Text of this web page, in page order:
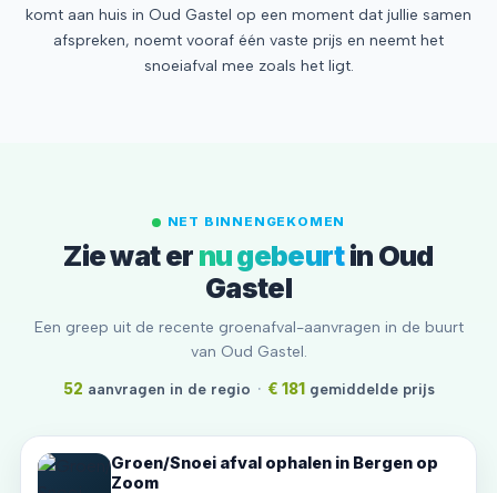
komt aan huis in Oud Gastel op een moment dat jullie samen
afspreken, noemt vooraf één vaste prijs en neemt het
snoeiafval mee zoals het ligt.
NET BINNENGEKOMEN
Zie wat er nu gebeurtin Oud
Gastel
Een greep uit de recente groenafval-aanvragen in de buurt
van Oud Gastel.
52 aanvragen in de regio · € 181 gemiddelde prijs
Groen/Snoei afval ophalen in Bergen op
Zoom